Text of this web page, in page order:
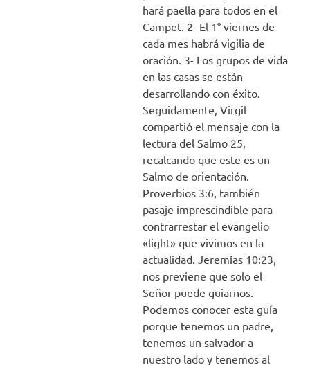
hará paella para todos en el
Campet. 2- El 1° viernes de
cada mes habrá vigilia de
oración. 3- Los grupos de vida
en las casas se están
desarrollando con éxito.
Seguidamente, Virgil
compartió el mensaje con la
lectura del Salmo 25,
recalcando que este es un
Salmo de orientación.
Proverbios 3:6, también
pasaje imprescindible para
contrarrestar el evangelio
«light» que vivimos en la
actualidad. Jeremías 10:23,
nos previene que solo el
Señor puede guiarnos.
Podemos conocer esta guía
porque tenemos un padre,
tenemos un salvador a
nuestro lado y tenemos al